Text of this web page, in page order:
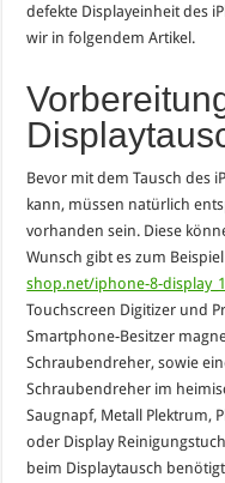
defekte Displayeinheit des
wir in folgendem Artikel.
Bevor mit dem Tausch des
kann, müssen natürlich
vorhanden sein. Diese
Wunsch gibt es zum
shop.net/iphone-8-display_1
Touchscreen Digitizer und
Smartphone-Besitzer
Schraubendreher, sowie
Schraubendreher im
Saugnapf, Metall Plektrum,
oder Display
beim Displaytausch